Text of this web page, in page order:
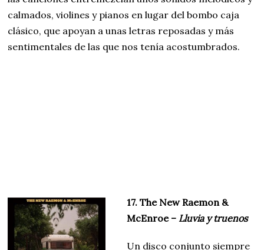
calmados, violines y pianos en lugar del bombo caja
clásico, que apoyan a unas letras reposadas y más
sentimentales de las que nos tenía acostumbrados.
17. The New Raemon &
McEnroe – Lluvia y truenos
Un disco conjunto siempre